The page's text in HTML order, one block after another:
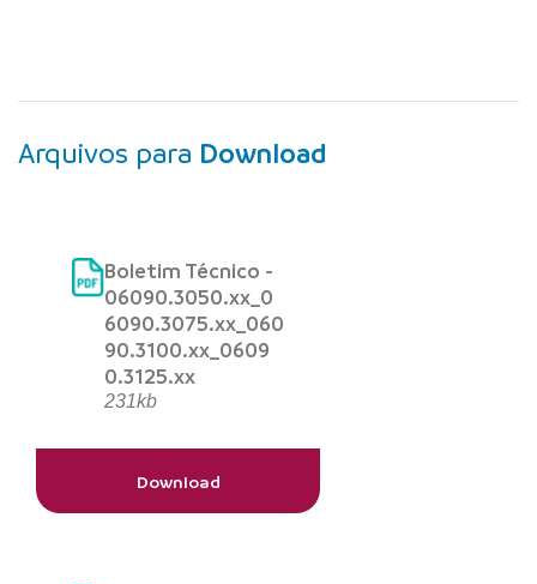
Arquivos para Download
Boletim Técnico -
06090.3050.xx_0
6090.3075.xx_060
90.3100.xx_0609
0.3125.xx
231kb
Download